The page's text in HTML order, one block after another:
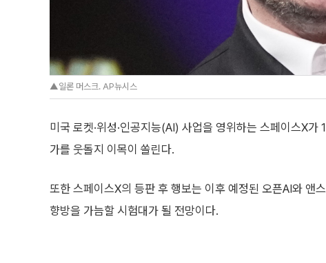
▲일론 머스크. AP뉴시스
미국 로켓·위성·인공지능(AI) 사업을 영위하는 스페이스X
가를 웃돌지 이목이 쏠린다.
또한 스페이스X의 등판 후 행보는 이후 예정된 오픈AI와 앤
향방을 가늠할 시험대가 될 전망이다.